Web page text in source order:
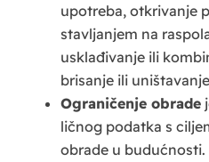
upotreba, otkrivanje
stavljanjem na
usklađivanje ili
brisanje ili
Ograničenje obrade
ličnog podatka s
obrade u budućnosti.